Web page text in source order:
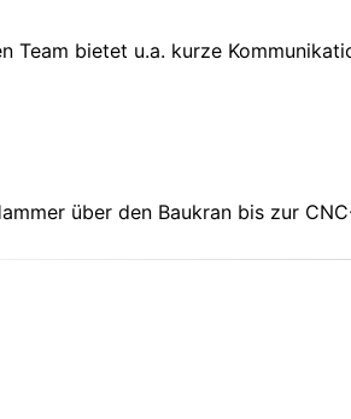
Team bietet u.a. kurze
über den Baukran bis zur